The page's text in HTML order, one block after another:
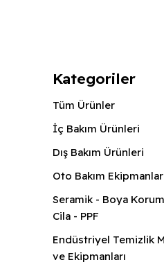
Kategoriler
Tüm Ürünler
İç Bakım Ürünleri
Dış Bakım Ürünleri
Oto Bakım
Seramik - Boya
Cila - PPF
Endüstriyel Temizlik
ve Ekipmanları